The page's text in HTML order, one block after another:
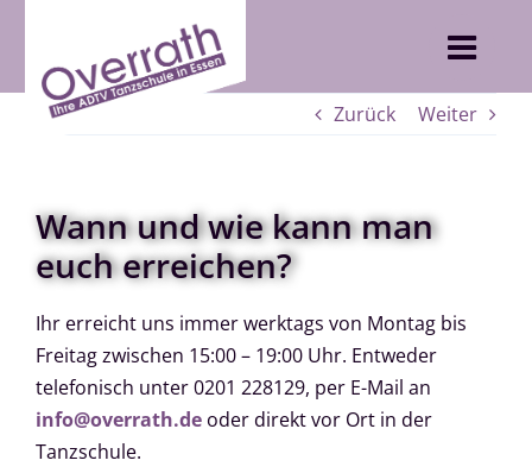
content
Zurück
Weiter
Wann und wie kann man
euch erreichen?
Ihr erreicht uns immer werktags von Montag bis
Freitag zwischen 15:00 – 19:00 Uhr. Entweder
telefonisch unter 0201 228129, per E-Mail an
info@overrath.deoder direkt vor Ort in der
Tanzschule.